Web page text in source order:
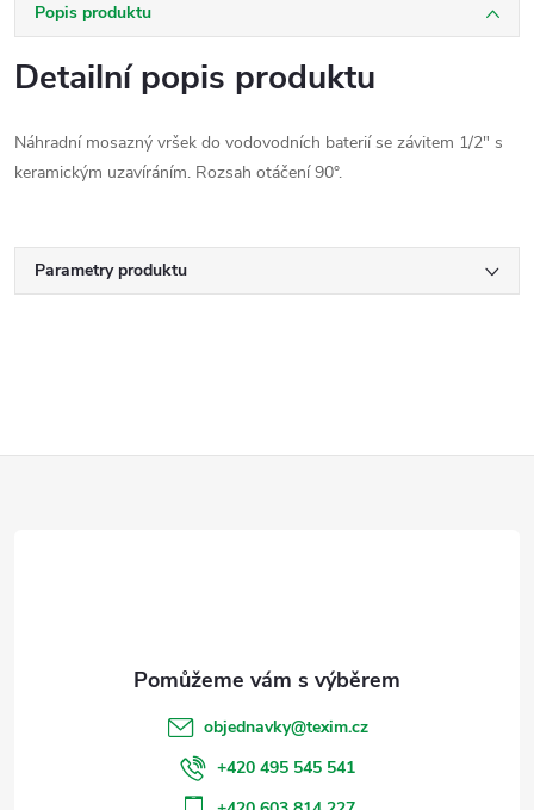
Popis produktu
Detailní popis produktu
Náhradní mosazný vršek do vodovodních baterií se závitem 1/2" s
keramickým uzavíráním. Rozsah otáčení 90°.
Parametry produktu
objednavky@texim.cz
+420 495 545 541